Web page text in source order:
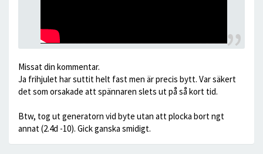
Missat din kommentar.
Ja frihjulet har suttit helt fast men är precis bytt. Var säkert
det som orsakade att spännaren slets ut på så kort tid.
Btw, tog ut generatorn vid byte utan att plocka bort ngt
annat (2.4d -10). Gick ganska smidigt.